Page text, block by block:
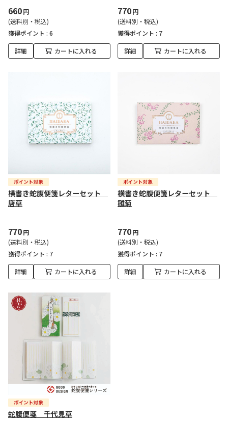
660円
(送料別・税込)
獲得ポイント : 6
詳細 カートに入れる
770円
(送料別・税込)
獲得ポイント : 7
詳細 カートに入れる
横書き蛇腹便箋レターセット
唐草
770円
(送料別・税込)
獲得ポイント : 7
詳細 カートに入れる
横書き蛇腹便箋レターセット
雛菊
770円
(送料別・税込)
獲得ポイント : 7
詳細 カートに入れる
蛇腹便箋 千代見草